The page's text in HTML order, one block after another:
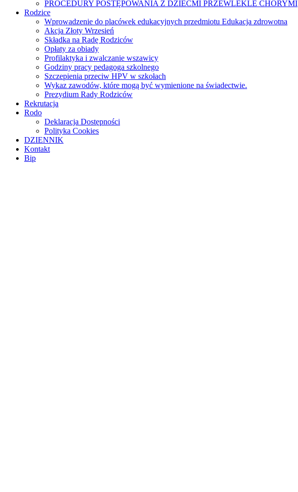
PROCEDURY POSTĘPOWANIA Z DZIEĆMI PRZEWLEKLE CHORYMI
Rodzice
Wprowadzenie do placówek edukacyjnych przedmiotu Edukacja zdrowotna
Akcja Złoty Wrzesień
Składka na Radę Rodziców
Opłaty za obiady
Profilaktyka i zwalczanie wszawicy
Godziny pracy pedagoga szkolnego
Szczepienia przeciw HPV w szkołach
Wykaz zawodów, które mogą być wymienione na świadectwie.
Prezydium Rady Rodziców
Rekrutacja
Rodo
Deklaracja Dostępności
Polityka Cookies
DZIENNIK
Kontakt
Bip